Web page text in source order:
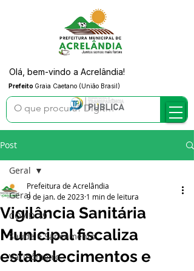
Prefeito Graia Caetano (União Brasil)
Olá, bem-vindo a Acrelândia!
Post
Geral
COVID-19
Saúde e Saneamento
Vacinômetro
Geral
Vigilância Sanitária
Municipal fiscaliza
estabelecimentos e
Prefeitura de Acrelândia
9 de jan. de 2023 1 min de leitura